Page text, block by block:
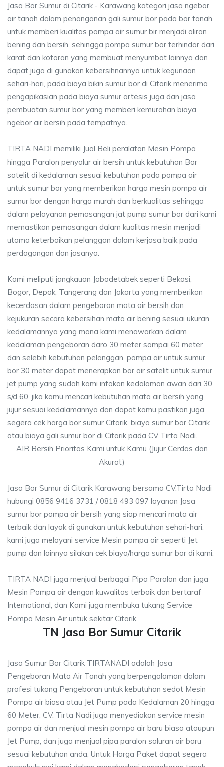
Jasa Bor Sumur di Citarik - Karawang kategori jasa ngebor
air tanah dalam penanganan gali sumur bor pada bor tanah
untuk memberi kualitas pompa air sumur bir menjadi aliran
bening dan bersih, sehingga pompa sumur bor terhindar dari
karat dan kotoran yang membuat menyumbat lainnya dan
dapat juga di gunakan kebersihnannya untuk kegunaan
sehari-hari, pada biaya bikin sumur bor di Citarik menerima
pengapikasian pada biaya sumur artesis juga dan jasa
pembuatan sumur bor yang memberi kemurahan biaya
ngebor air bersih pada tempatnya.
TIRTA NADI memiliki Jual Beli peralatan Mesin Pompa
hingga Paralon penyalur air bersih untuk kebutuhan Bor
satelit di kedalaman sesuai kebutuhan pada pompa air
untuk sumur bor yang memberikan harga mesin pompa air
sumur bor dengan harga murah dan berkualitas sehingga
dalam pelayanan pemasangan jat pump sumur bor dari kami
memastikan pemasangan dalam kualitas mesin menjadi
utama keterbaikan pelanggan dalam kerjasa baik pada
perdagangan dan jasanya.
Kami meliputi jangkauan Jabodetabek seperti Bekasi,
Bogor, Depok, Tangerang dan Jakarta yang memberikan
kecerdasan dalam pengeboran mata air bersih dan
kejukuran secara kebersihan mata air bening sesuai ukuran
kedalamannya yang mana kami menawarkan dalam
kedalaman pengeboran daro 30 meter sampai 60 meter
dan selebih kebutuhan pelanggan, pompa air untuk sumur
bor 30 meter dapat menerapkan bor air satelit untuk sumur
jet pump yang sudah kami infokan kedalaman awan dari 30
s/d 60. jika kamu mencari kebutuhan mata air bersih yang
jujur sesuai kedalamannya dan dapat kamu pastikan juga,
segera cek harga bor sumur Citarik, biaya sumur bor Citarik
atau biaya gali sumur bor di Citarik pada CV Tirta Nadi.
AIR Bersih Prioritas Kami untuk Kamu (Jujur Cerdas dan
Akurat)
Jasa Bor Sumur di Citarik Karawang bersama CV.Tirta Nadi
hubungi 0856 9416 3731 / 0818 493 097 layanan Jasa
sumur bor pompa air bersih yang siap mencari mata air
terbaik dan layak di gunakan untuk kebutuhan sehari-hari.
kami juga melayani service Mesin pompa air seperti Jet
pump dan lainnya silakan cek biaya/harga sumur bor di kami.
TIRTA NADI juga menjual berbagai Pipa Paralon dan juga
Mesin Pompa air dengan kuwalitas terbaik dan bertaraf
International, dan Kami juga membuka tukang Service
Pompa Mesin Air untuk sekitar Citarik.
TN Jasa Bor Sumur Citarik
Jasa Sumur Bor Citarik TIRTANADI adalah Jasa
Pengeboran Mata Air Tanah yang berpengalaman dalam
profesi tukang Pengeboran untuk kebutuhan sedot Mesin
Pompa air biasa atau Jet Pump pada Kedalaman 20 hingga
60 Meter, CV. Tirta Nadi juga menyediakan service mesin
pompa air dan menjual mesin pompa air baru biasa ataupun
Jet Pump, dan juga menjual pipa paralon saluran air baru
sesuai kebutuhan anda, Untuk Harga Paket dapat segera